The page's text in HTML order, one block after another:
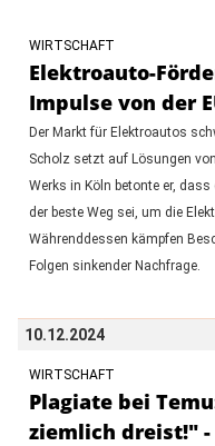
WIRTSCHAFT
Elektroauto-
Impulse von der
Der Markt für Elektroautos
Scholz setzt auf Lösungen
Werks in Köln betonte er,
der beste Weg sei, um die
Währenddessen kämpfen
Folgen sinkender Nachfrage.
10.12.2024
WIRTSCHAFT
Plagiate bei
ziemlich dreist!"